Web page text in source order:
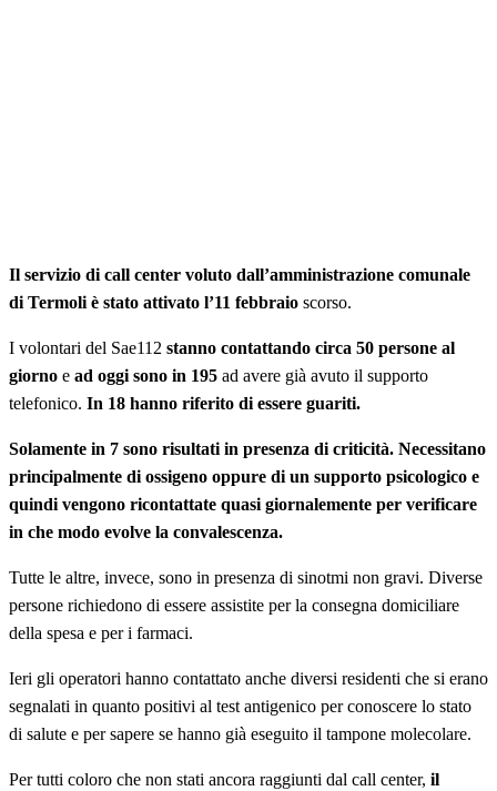
Il servizio di call center voluto dall’amministrazione comunale
di Termoli è stato attivato l’11 febbraio scorso.
I volontari del Sae112 stanno contattando circa 50 persone al
giorno e ad oggi sono in 195 ad avere già avuto il supporto
telefonico. In 18 hanno riferito di essere guariti.
Solamente in 7 sono risultati in presenza di criticità. Necessitano
principalmente di ossigeno oppure di un supporto psicologico e
quindi vengono ricontattate quasi giornalemente per verificare
in che modo evolve la convalescenza.
Tutte le altre, invece, sono in presenza di sinotmi non gravi. Diverse
persone richiedono di essere assistite per la consegna domiciliare
della spesa e per i farmaci.
Ieri gli operatori hanno contattato anche diversi residenti che si erano
segnalati in quanto positivi al test antigenico per conoscere lo stato
di salute e per sapere se hanno già eseguito il tampone molecolare.
Per tutti coloro che non stati ancora raggiunti dal call center, il